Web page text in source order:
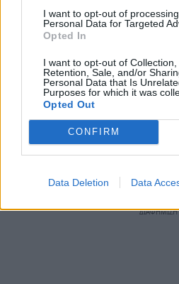
I want to opt-out of
Personal Data for Targeted
Opted In
I want to opt-out of Collection,
Retention, Sale, and/or
Personal Data that Is
Purposes for which it was
Opted Out
CONFIRM
Data Deletion Data
προσωπικές τους στιγμές
Πηγή:voria,grtimes
Ακολουθήστε το
μάθετε πρώτοιόλες τις